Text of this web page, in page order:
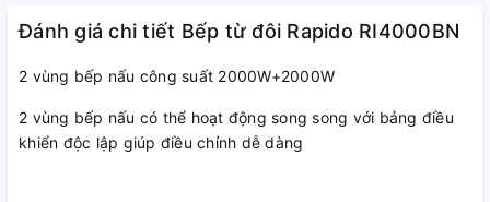
Đánh giá chi tiết Bếp từ đôi Rapido RI4000BN
2 vùng bếp nấu công suất 2000W+2000W
2 vùng bếp nấu có thể hoạt động song song với bảng điều
khiển độc lập giúp điều chỉnh dễ dàng